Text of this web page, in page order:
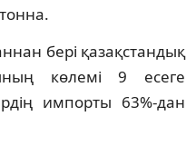
бері қазақстандық
көлемі 9 есеге
импорты 63%-дан